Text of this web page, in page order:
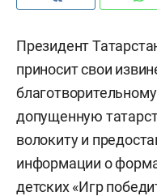
Президент
приносит свои
допущенную
волокиту и
информации о
детских «Игр